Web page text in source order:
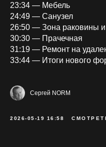
23:34 — Мебель
24:49 — Санузел
26:50 — Зона раковины
30:30 — Прачечная
31:19 — Ремонт на
33:44 — Итоги нового
Сергей NORM
2026-05-19 16:58